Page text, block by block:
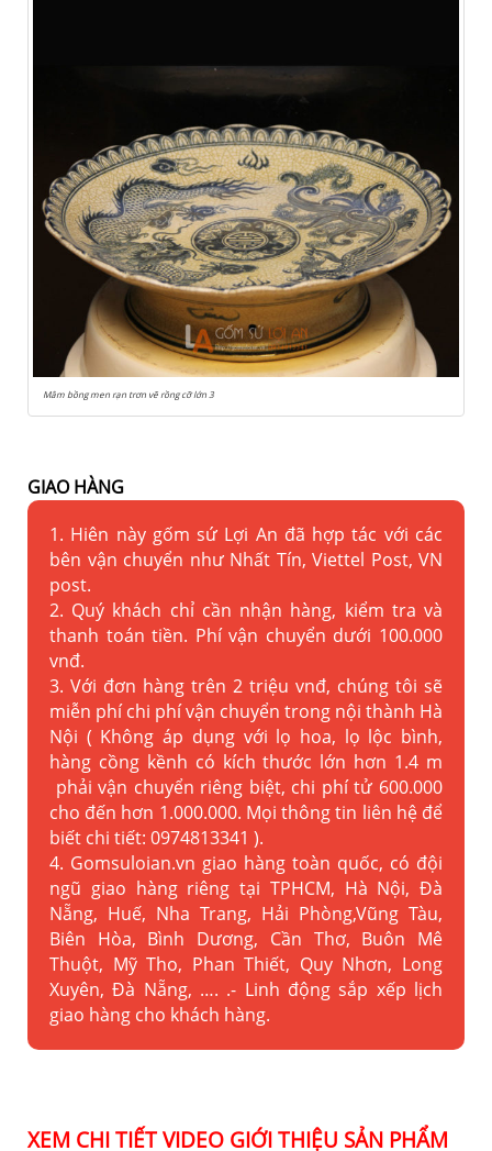
Mâm bồng men rạn trơn vẽ rồng cỡ lớn 3
GIAO HÀNG
1. Hiên này gốm sứ Lợi An đã hợp tác với các
bên vận chuyển như Nhất Tín, Viettel Post, VN
post.
2. Quý khách chỉ cần nhận hàng, kiểm tra và
thanh toán tiền. Phí vận chuyển dưới 100.000
vnđ.
3. Với đơn hàng trên 2 triệu vnđ, chúng tôi sẽ
miễn phí chi phí vận chuyển trong nội thành Hà
Nội ( Không áp dụng với lọ hoa, lọ lộc bình,
hàng cồng kềnh có kích thước lớn hơn 1.4 m
phải vận chuyển riêng biệt, chi phí tử 600.000
cho đến hơn 1.000.000. Mọi thông tin liên hệ để
biết chi tiết: 0974813341 ).
4. Gomsuloian.vn giao hàng toàn quốc, có đội
ngũ giao hàng riêng tại TPHCM, Hà Nội, Đà
Nẵng, Huế, Nha Trang, Hải Phòng,Vũng Tàu,
Biên Hòa, Bình Dương, Cần Thơ, Buôn Mê
Thuột, Mỹ Tho, Phan Thiết, Quy Nhơn, Long
Xuyên, Đà Nẵng, …. .- Linh động sắp xếp lịch
giao hàng cho khách hàng.
XEM CHI TIẾT VIDEO GIỚI THIỆU SẢN PHẨM